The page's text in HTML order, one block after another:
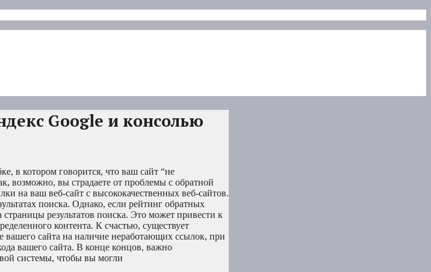
Google и консолью
в котором говорится, что ваш сайт “не
возможно, вы страдаете от проблемы с обратной
на ваш веб-сайт с высококачественных веб-сайтов.
поиска. Однако, если рейтинг обратных
результатов поиска. Это может привести к
контента. К счастью, существует
вашего сайта на наличие неработающих ссылок, при
вашего сайта. В конце концов, важно
системы, чтобы вы могли